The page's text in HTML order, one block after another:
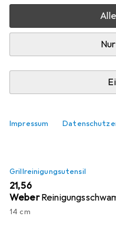
Impressum
Grillreinigungsutensil,
Relevanz
Produktliste
Grillreinigungsutensil
EUR
21,56
Weber
14 cm